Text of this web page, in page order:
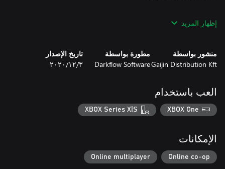
• Exchange to Eternal Grace, which is the main currency accepted
in the shadow realm, required for obtaining new mystic powers.
إظهار المزيد
منشور بواسطة
Gaijin Distribution Kft
مطورة بواسطة
Darkflow Software
تاريخ الإصدار
٣‏/١٢‏/٢٠٢٠
العب باستخدام
XBOX One
XBOX Series X|S
الإمكانات
Online co-op
Online multiplayer